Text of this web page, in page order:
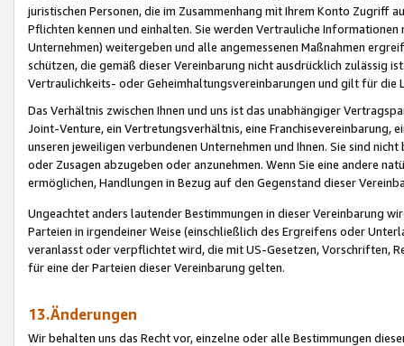
juristischen Personen, die im Zusammenhang mit Ihrem Konto
Pflichten kennen und einhalten. Sie werden Vertrauliche
Unternehmen) weitergeben und alle angemessenen Maßnahmen
schützen, die gemäß dieser Vereinbarung nicht ausdrücklich zulässig
Vertraulichkeits- oder Geheimhaltungsvereinbarungen und gilt für die
Das Verhältnis zwischen Ihnen und uns ist das unabhängiger
Joint-Venture, ein Vertretungsverhältnis, eine Franchisevereinbarung,
unseren jeweiligen verbundenen Unternehmen und Ihnen. Sie sind
oder Zusagen abzugeben oder anzunehmen. Wenn Sie eine andere
ermöglichen, Handlungen in Bezug auf den Gegenstand dieser
Ungeachtet anders lautender Bestimmungen in dieser Vereinbarung
Parteien in irgendeiner Weise (einschließlich des Ergreifens oder
veranlasst oder verpflichtet wird, die mit US-Gesetzen, Vorschriften,
für eine der Parteien dieser Vereinbarung gelten.
13.Änderungen
Wir behalten uns das Recht vor, einzelne oder alle Bestimmungen